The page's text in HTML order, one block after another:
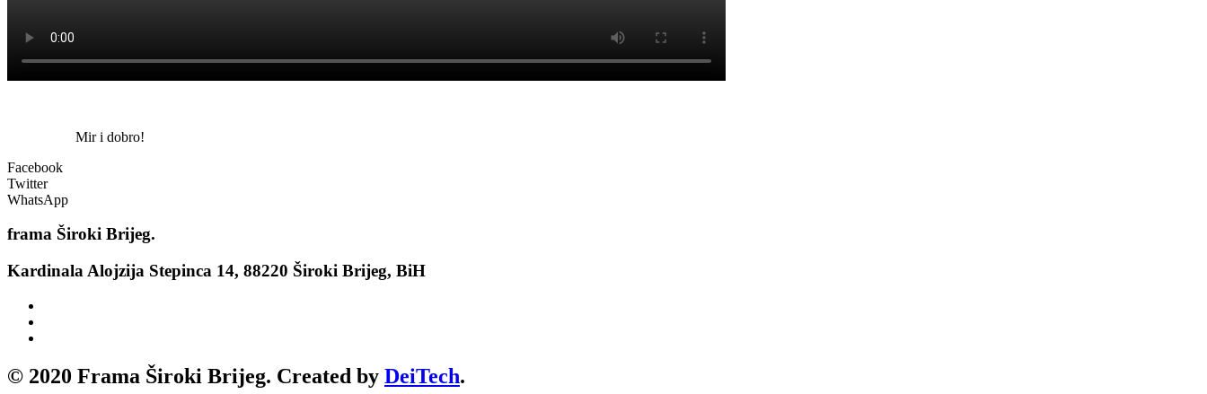
Mir i dobro!
Facebook
Twitter
WhatsApp
frama Široki Brijeg.
Kardinala Alojzija Stepinca 14, 88220 Široki Brijeg, BiH
© 2020 Frama Široki Brijeg. Created by DeiTech.